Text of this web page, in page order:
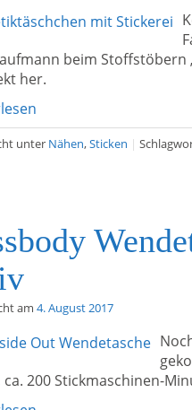
beim Stoffstöbern
her.
unter Nähen,Sticken |
am 4. August 2017
200 Stickmaschinen-